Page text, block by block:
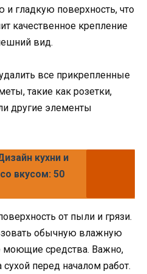
гладкую поверхность, что
качественное крепление
вид.
все прикрепленные
такие как розетки,
другие элементы
кухни и
вкусом: 50
от пыли и грязи.
обычную влажную
моющие средства. Важно,
перед началом работ.